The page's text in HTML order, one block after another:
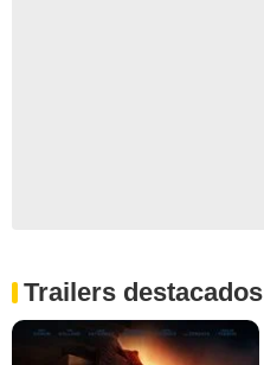
Trailers destacados